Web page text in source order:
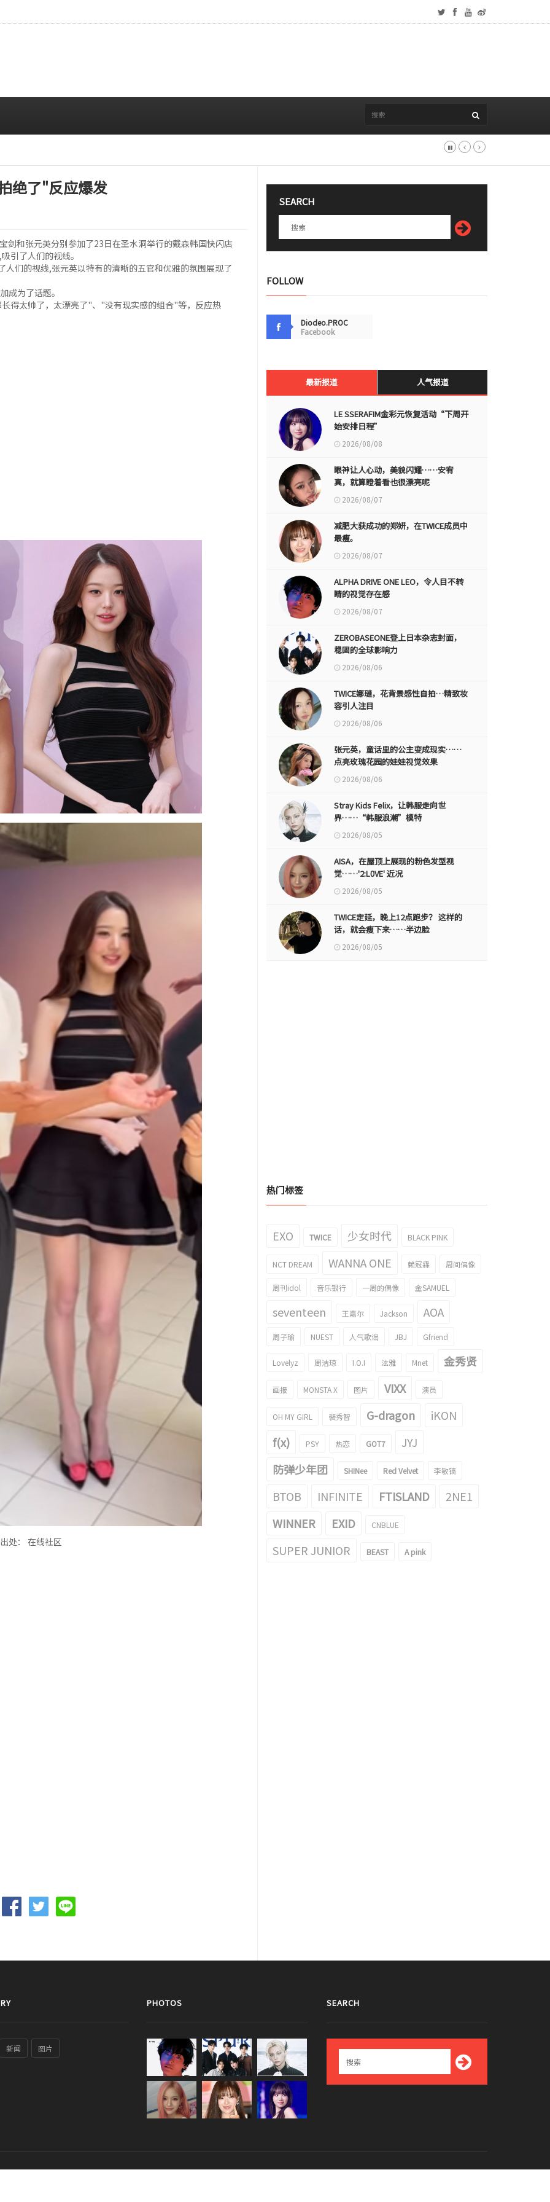
绝了"反应爆发
剑和张元英分别参加了23日在圣水洞举行的戴森韩国快闪店
引了人们的视线。
们的视线,张元英以特有的清晰的五官和优雅的氛围展现了
成为了话题。
得太帅了，太漂亮了"、"没有现实感的组合"等，反应热
处： 在线社区
SEARCH
FOLLOW
Diodeo.PROC
Facebook
最新报道 人气报道
LE SSERAFIM金彩元恢复活动“下周开
始安排日程”
2026/08/08
眼神让人心动，美貌闪耀……安宥
真，就算瞪着看也很漂亮呢
2026/08/07
减肥大获成功的郑妍，在TWICE成员中
最瘦。
2026/08/07
ALPHA DRIVE ONE LEO，令人目不转
睛的视觉存在感
2026/08/07
ZEROBASEONE登上日本杂志封面，
稳固的全球影响力
2026/08/06
TWICE娜璉，花背景感性自拍…精致妆
容引人注目
2026/08/06
张元英，童话里的公主变成现实……
点亮玫瑰花园的娃娃视觉效果
2026/08/06
Stray Kids Felix，让韩服走向世
界……“韩服浪潮”模特
2026/08/05
AISA，在屋顶上展现的粉色发型视
觉……'2:L0VE' 近况
2026/08/05
TWICE定延，晚上12点跑步？ 这样的
话，就会瘦下来……半边脸
2026/08/05
热门标签
EXO TWICE 少女时代 BLACK PINK
NCT DREAM WANNA ONE 赖冠霖 周间偶像
周刊idol 音乐银行 一周的偶像 金SAMUEL
seventeen 王嘉尔 Jackson AOA
周子瑜 NUEST 人气歌谣 JBJ Gfriend
Lovelyz 周洁琼 I.O.I 泫雅 Mnet 金秀贤
画报 MONSTA X 图片 VIXX 演员
OH MY GIRL 裴秀智 G-dragon
iKON
f(x)
PSY 热恋 GOT7
JYJ
防弹少年团
SHINee Red Velvet 李敏镐
BTOB INFINITE FTISLAND
2NE1
WINNER
EXID CNBLUE
SUPER JUNIOR BEAST A pink
新闻 图片
PHOTOS SEARCH